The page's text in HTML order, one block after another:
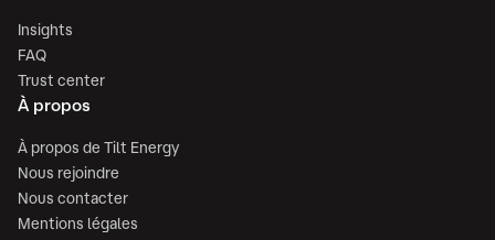
Insights
FAQ
Trust center
À propos
À propos de Tilt Energy
Nous rejoindre
Nous contacter
Mentions légales